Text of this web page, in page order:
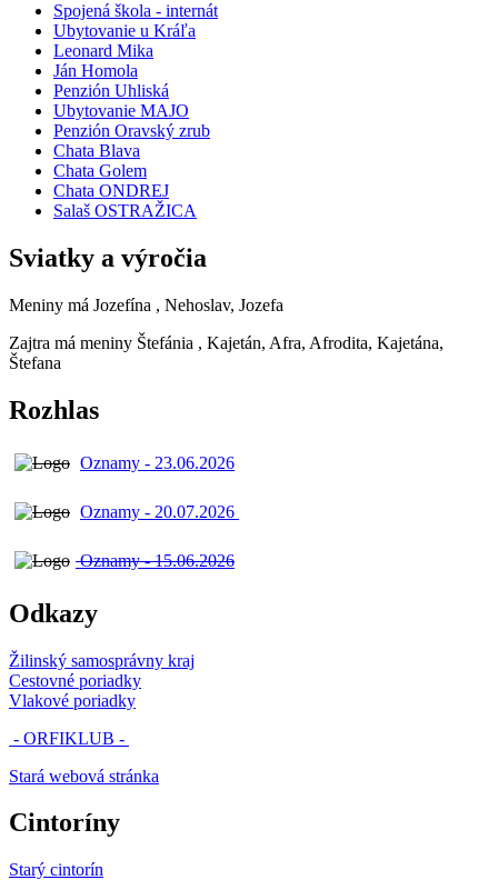
Spojená škola - internát
Ubytovanie u Kráľa
Leonard Mika
Ján Homola
Penzión Uhliská
Ubytovanie MAJO
Penzión Oravský zrub
Chata Blava
Chata Golem
Chata ONDREJ
Salaš OSTRAŽICA
Sviatky a výročia
Meniny má Jozefína , Nehoslav, Jozefa
Zajtra má meniny Štefánia , Kajetán, Afra, Afrodita, Kajetána,
Štefana
Rozhlas
Oznamy - 23.06.2026
Oznamy - 20.07.2026
Oznamy - 15.06.2026
Odkazy
Žilinský samosprávny kraj
Cestovné poriadky
Vlakové poriadky
- ORFIKLUB -
Stará webová stránka
Cintoríny
Starý cintorín